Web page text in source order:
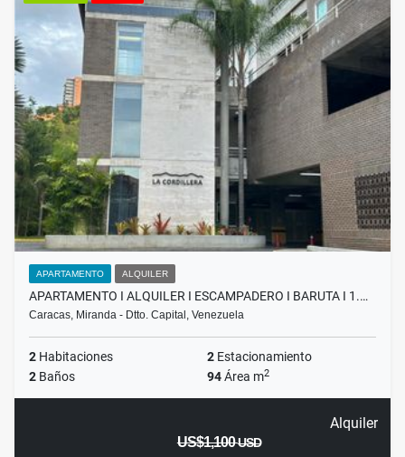
APARTAMENTO ALQUILER
APARTAMENTO I ALQUILER I ESCAMPADERO I BARUTA I 1.…
Caracas, Miranda - Dtto. Capital, Venezuela
2 Habitaciones 2 Estacionamiento
2 Baños 94Área m2
Alquiler
US$1,100USD